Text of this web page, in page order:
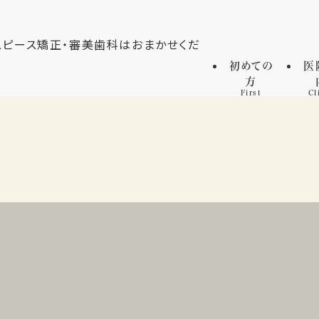
初めての
方
First
医